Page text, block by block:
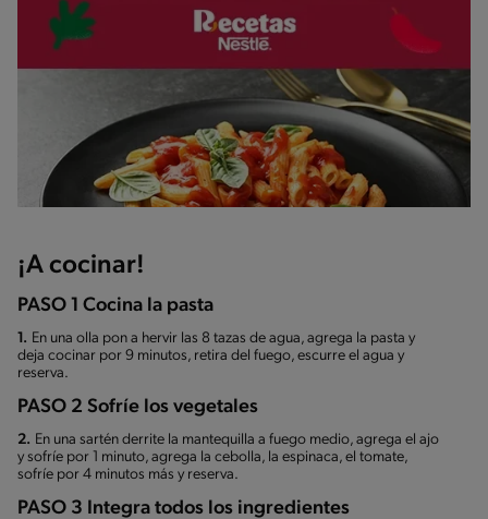
¡A cocinar!
PASO 1 Cocina la pasta
1. En una olla pon a hervir las 8 tazas de agua, agrega la pasta y
deja cocinar por 9 minutos, retira del fuego, escurre el agua y
reserva.
PASO 2 Sofríe los vegetales
2. En una sartén derrite la mantequilla a fuego medio, agrega el ajo
y sofríe por 1 minuto, agrega la cebolla, la espinaca, el tomate,
sofríe por 4 minutos más y reserva.
PASO 3 Integra todos los ingredientes